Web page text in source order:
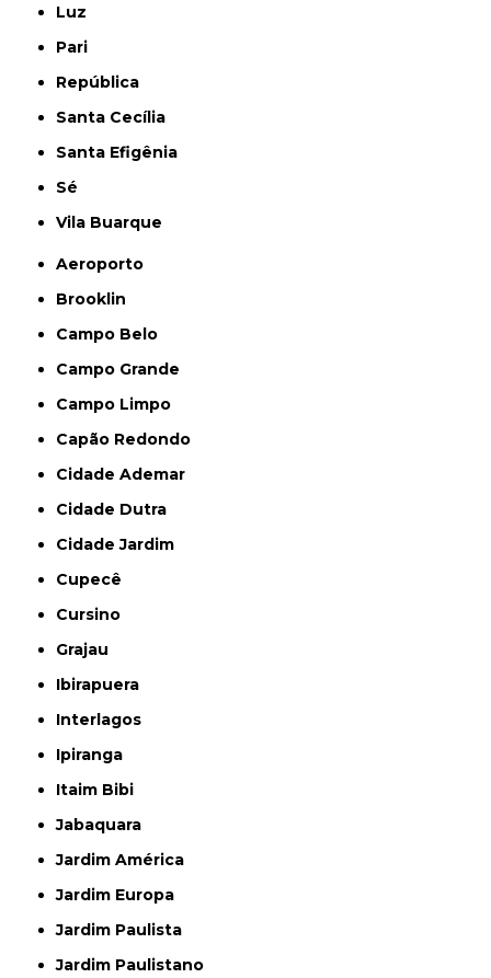
Luz
Pari
República
Santa Cecília
Santa Efigênia
Sé
Vila Buarque
Aeroporto
Brooklin
Campo Belo
Campo Grande
Campo Limpo
Capão Redondo
Cidade Ademar
Cidade Dutra
Cidade Jardim
Cupecê
Cursino
Grajau
Ibirapuera
Interlagos
Ipiranga
Itaim Bibi
Jabaquara
Jardim América
Jardim Europa
Jardim Paulista
Jardim Paulistano